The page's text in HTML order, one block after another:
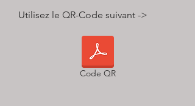
Utilisez le QR-Code suivant ->
Code QR